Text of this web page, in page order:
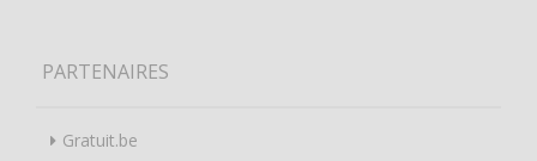
PARTENAIRES
Gratuit.be